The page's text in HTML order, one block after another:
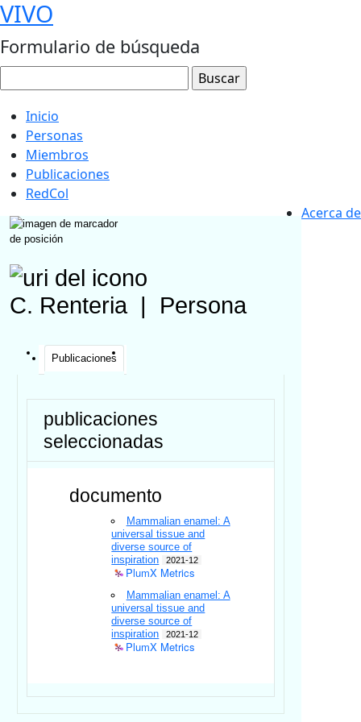
VIVO
Formulario de búsqueda
Inicio
Personas
Miembros
Publicaciones
RedCol
Acerca de
C. Renteria Persona
Publicaciones
publicaciones
seleccionadas
documento
Mammalian enamel: A
universal tissue and
diverse source of
inspiration
2021-12
PlumX Metrics
Mammalian enamel: A
universal tissue and
diverse source of
inspiration
2021-12
PlumX Metrics